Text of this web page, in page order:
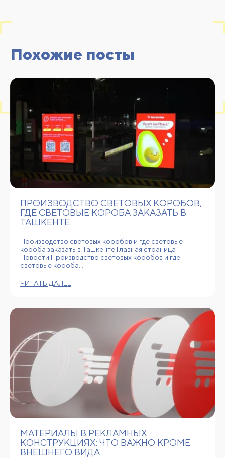
Похожие посты
ПРОИЗВОДСТВО СВЕТОВЫХ КОРОБОВ,
ГДЕ СВЕТОВЫЕ КОРОБА ЗАКАЗАТЬ В
ТАШКЕНТЕ
Производство световых коробов и где световые
короба заказать в Ташкенте Главная страница
Новости Производство световых коробов и где
световые короба…
ЧИТАТЬ ДАЛЕЕ
МАТЕРИАЛЫ В РЕКЛАМНЫХ
КОНСТРУКЦИЯХ: ЧТО ВАЖНО КРОМЕ
ВНЕШНЕГО ВИДА